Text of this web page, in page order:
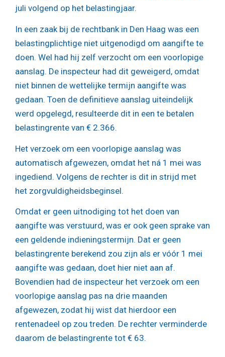
juli volgend op het belastingjaar.
In een zaak bij de rechtbank in Den Haag was een
belastingplichtige niet uitgenodigd om aangifte te
doen. Wel had hij zelf verzocht om een voorlopige
aanslag. De inspecteur had dit geweigerd, omdat
niet binnen de wettelijke termijn aangifte was
gedaan. Toen de definitieve aanslag uiteindelijk
werd opgelegd, resulteerde dit in een te betalen
belastingrente van € 2.366.
Het verzoek om een voorlopige aanslag was
automatisch afgewezen, omdat het ná 1 mei was
ingediend. Volgens de rechter is dit in strijd met
het zorgvuldigheidsbeginsel.
Omdat er geen uitnodiging tot het doen van
aangifte was verstuurd, was er ook geen sprake van
een geldende indieningstermijn. Dat er geen
belastingrente berekend zou zijn als er vóór 1 mei
aangifte was gedaan, doet hier niet aan af.
Bovendien had de inspecteur het verzoek om een
voorlopige aanslag pas na drie maanden
afgewezen, zodat hij wist dat hierdoor een
rentenadeel op zou treden. De rechter verminderde
daarom de belastingrente tot € 63.